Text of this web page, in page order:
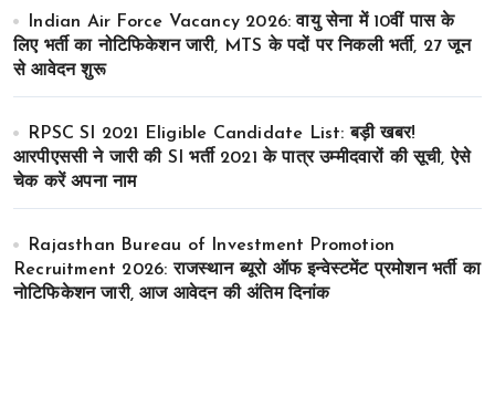
Indian Air Force Vacancy 2026: वायु सेना में 10वीं पास के
लिए भर्ती का नोटिफिकेशन जारी, MTS के पदों पर निकली भर्ती, 27 जून
से आवेदन शुरू
RPSC SI 2021 Eligible Candidate List: बड़ी खबर!
आरपीएससी ने जारी की SI भर्ती 2021 के पात्र उम्मीदवारों की सूची, ऐसे
चेक करें अपना नाम
Rajasthan Bureau of Investment Promotion
Recruitment 2026: राजस्थान ब्यूरो ऑफ इन्वेस्टमेंट प्रमोशन भर्ती का
नोटिफिकेशन जारी, आज आवेदन की अंतिम दिनांक